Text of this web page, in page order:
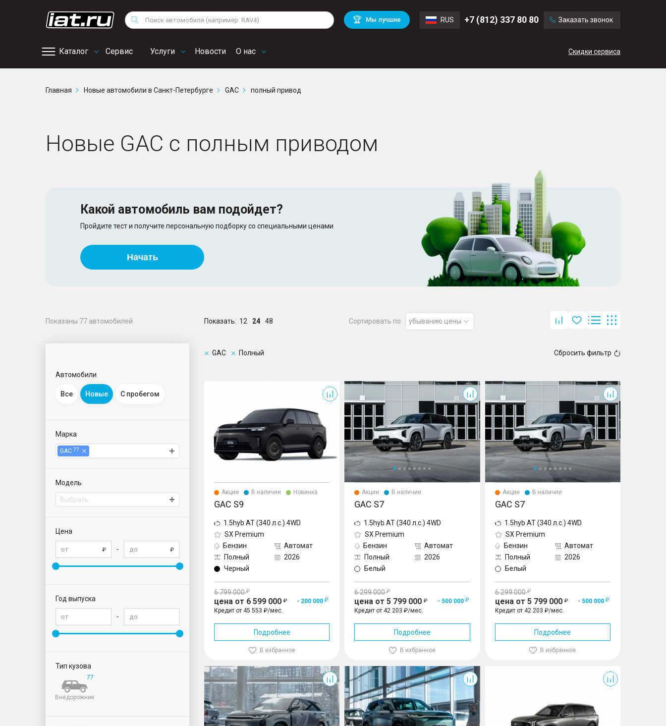
Поиск 🏆 Мы лучшие RUS +7 (812) 337 80 80 Заказать звонок
Каталог Сервис
сервис
Услуги Новости О нас Скидки сервиса
Снегоходы
Квадроциклы
Volkswagen
Mitsubishi BMW
Audi
Chevrolet Mercedes Benz
Главная Новые автомобили в Санкт-Петербурге GAC полный привод
Новые GAC с полным приводом
Какой автомобиль вам подойдет?
Пройдите тест и получите персональную подборку со специальными ценами
Начать
Показаны 77 автомобилей
Автомобили
Все Новые С пробегом
Марка
GAC 77
Модель
Выбрать
Цена
-
Год выпуска
-
Тип кузова
77
Внедорожник
Показать: 12 24 48 Сортировать по: убыванию цены
GAC Полный Сбросить фильтр
Акции В наличии Новинка
GAC S9
1.5hyb AT (340 л.с.) 4WD
SX Premium
Бензин
Автомат
Полный
2026
Черный
6 799 000
цена от 6 599 000
- 200 000
Кредит от 45 553 ₽/мес.
Подробнее
В избранное
S7
Акции В наличии
GAC S7
1.5hyb AT (340 л.с.) 4WD
SX Premium
Бензин
Автомат
Полный
2026
Белый
6 299 000
цена от 5 799 000
- 500 000
Кредит от 42 203 ₽/мес.
Подробнее
В избранное
S7
Акции В наличии
GAC S7
1.5hyb AT (340 л.с.) 4WD
SX Premium
Бензин
Автомат
Полный
2026
Белый
6 299 000
цена от 5 799 000
- 500 000
Кредит от 42 203 ₽/мес.
Подробнее
В избранное
S7